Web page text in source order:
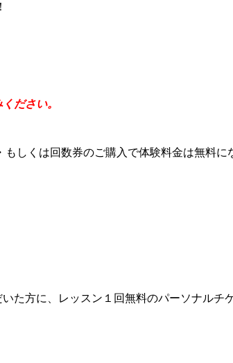
ださい。
しくは回数券のご購入で体験料金は無料に
た方に、レッスン１回無料のパーソナルチ